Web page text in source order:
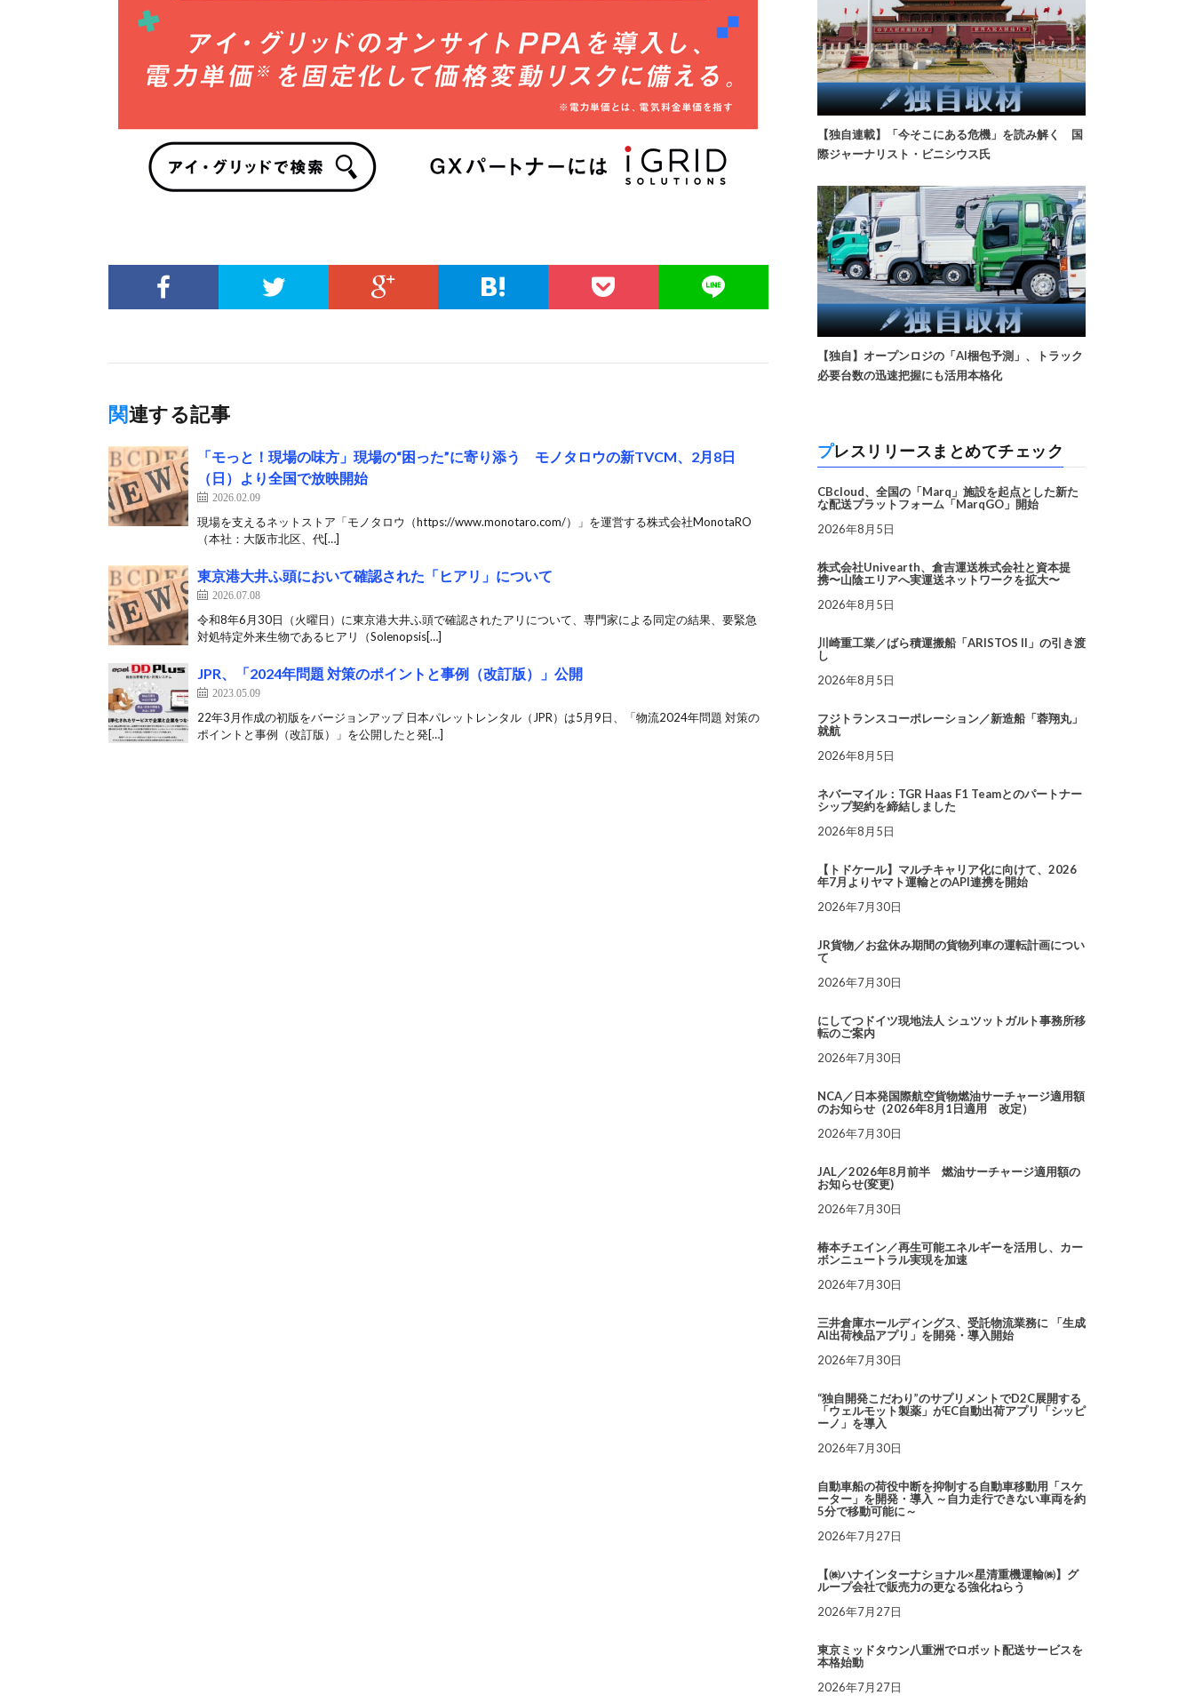
関連する記事
「モっと！現場の味方」現場の“困った”に寄り添う モノタロウの新TVCM、2月8日
（日）より全国で放映開始
2026.02.09
現場を支えるネットストア「モノタロウ（https://www.monotaro.com/）」を運営する株式会社MonotaRO
（本社：大阪市北区、代[…]
東京港大井ふ頭において確認された「ヒアリ」について
2026.07.08
令和8年6月30日（火曜日）に東京港大井ふ頭で確認されたアリについて、専門家による同定の結果、要緊急
対処特定外来生物であるヒアリ（Solenopsis[…]
JPR、「2024年問題 対策のポイントと事例（改訂版）」公開
2023.05.09
22年3月作成の初版をバージョンアップ 日本パレットレンタル（JPR）は5月9日、「物流2024年問題 対策の
ポイントと事例（改訂版）」を公開したと発[…]
【独自連載】「今そこにある危機」を読み解く 国
際ジャーナリスト・ビニシウス氏
【独自】オープンロジの「AI梱包予測」、トラック
必要台数の迅速把握にも活用本格化
プレスリリースまとめてチェック
CBcloud、全国の「Marq」施設を起点とした新た
な配送プラットフォーム「MarqGO」開始
2026年8月5日
株式会社Univearth、倉吉運送株式会社と資本提
携〜山陰エリアへ実運送ネットワークを拡大〜
2026年8月5日
川崎重工業／ばら積運搬船「ARISTOS II」の引き渡
し
2026年8月5日
フジトランスコーポレーション／新造船「蓉翔丸」
就航
2026年8月5日
ネバーマイル：TGR Haas F1 Teamとのパートナー
シップ契約を締結しました
2026年8月5日
【トドケール】マルチキャリア化に向けて、2026
年7月よりヤマト運輸とのAPI連携を開始
2026年7月30日
JR貨物／お盆休み期間の貨物列車の運転計画につい
て
2026年7月30日
にしてつドイツ現地法人 シュツットガルト事務所移
転のご案内
2026年7月30日
NCA／日本発国際航空貨物燃油サーチャージ適用額
のお知らせ（2026年8月1日適用 改定）
2026年7月30日
JAL／2026年8月前半 燃油サーチャージ適用額の
お知らせ(変更)
2026年7月30日
椿本チエイン／再生可能エネルギーを活用し、カー
ボンニュートラル実現を加速
2026年7月30日
三井倉庫ホールディングス、受託物流業務に 「生成
AI出荷検品アプリ」を開発・導入開始
2026年7月30日
“独自開発こだわり”のサプリメントでD2C展開する
「ウェルモット製薬」がEC自動出荷アプリ「シッピ
ーノ」を導入
2026年7月30日
自動車船の荷役中断を抑制する自動車移動用「スケ
ーター」を開発・導入 ～自力走行できない車両を約
5分で移動可能に～
2026年7月27日
【㈱ハナインターナショナル×星清重機運輸㈱】グ
ループ会社で販売力の更なる強化ねらう
2026年7月27日
東京ミッドタウン八重洲でロボット配送サービスを
本格始動
2026年7月27日